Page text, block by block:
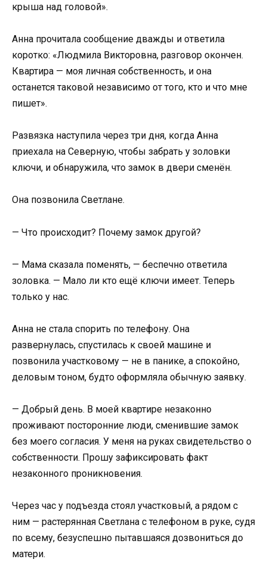
крыша над головой».
Анна прочитала сообщение дважды и ответила
коротко: «Людмила Викторовна, разговор окончен.
Квартира — моя личная собственность, и она
останется таковой независимо от того, кто и что мне
пишет».
Развязка наступила через три дня, когда Анна
приехала на Северную, чтобы забрать у золовки
ключи, и обнаружила, что замок в двери сменён.
Она позвонила Светлане.
— Что происходит? Почему замок другой?
— Мама сказала поменять, — беспечно ответила
золовка. — Мало ли кто ещё ключи имеет. Теперь
только у нас.
Анна не стала спорить по телефону. Она
развернулась, спустилась к своей машине и
позвонила участковому — не в панике, а спокойно,
деловым тоном, будто оформляла обычную заявку.
— Добрый день. В моей квартире незаконно
проживают посторонние люди, сменившие замок
без моего согласия. У меня на руках свидетельство о
собственности. Прошу зафиксировать факт
незаконного проникновения.
Через час у подъезда стоял участковый, а рядом с
ним — растерянная Светлана с телефоном в руке, судя
по всему, безуспешно пытавшаяся дозвониться до
матери.